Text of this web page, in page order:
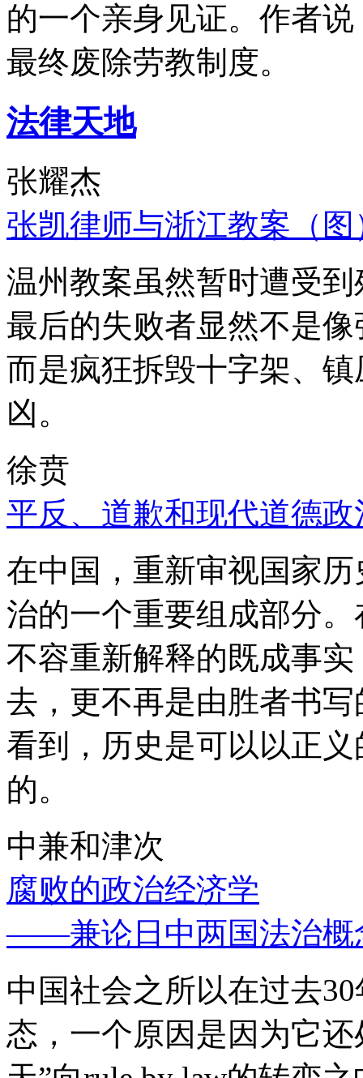
的一个亲身见证。作者
最终废除劳教制度。
法律天地
张耀杰
张凯律师与浙江教案（图
温州教案虽然暂时遭受
最后的失败者显然不是
而是疯狂拆毁十字架、
凶。
徐贲
平反、道歉和现代道德政
在中国，重新审视国家
治的一个重要组成部分
不容重新解释的既成事
去，更不再是由胜者书
看到，历史是可以以正
的。
中兼和津次
腐败的政治经济学
——兼论日中两国法治概
中国社会之所以在过去
态，一个原因是因为它